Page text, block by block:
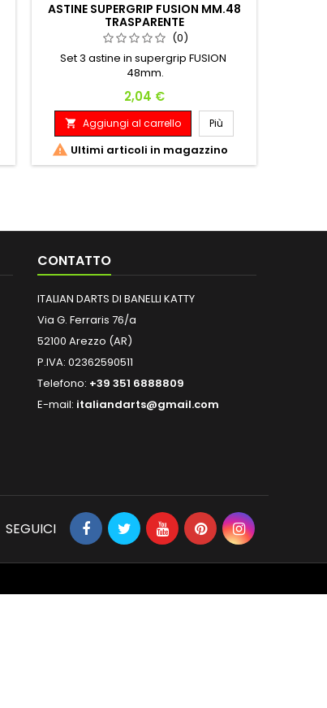
ASTINE SUPERGRIP FUSION MM.48
TRASPARENTE
(0)
Set 3 astine in supergrip FUSION
48mm.
Prezzo
2,04 €
 Aggiungi al carrello Più
 Ultimi articoli in magazzino
CONTATTO
ITALIAN DARTS DI BANELLI KATTY
Via G. Ferraris 76/a
52100 Arezzo (AR)
P.IVA: 02362590511
Telefono: +39 351 6888809
E-mail: italiandarts@gmail.com
SEGUICI